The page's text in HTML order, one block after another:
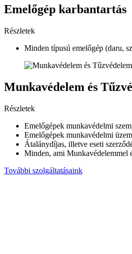
Emelőgép karbantartás
Részletek
Minden típusú emelőgép (daru,
Munkavédelem és
Részletek
Emelőgépek munkavédelmi
Emelőgépek munkavédelmi
Átalánydíjas, illetve eseti
Minden, ami Munkavédelemmel
További szolgáltatásaink